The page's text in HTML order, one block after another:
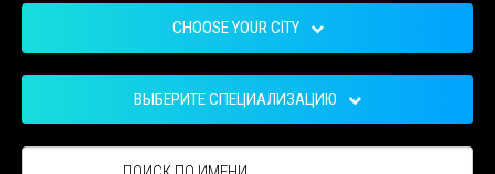
CHOOSE YOUR CITY
ВЫБЕРИТЕ СПЕЦИАЛИЗАЦИЮ